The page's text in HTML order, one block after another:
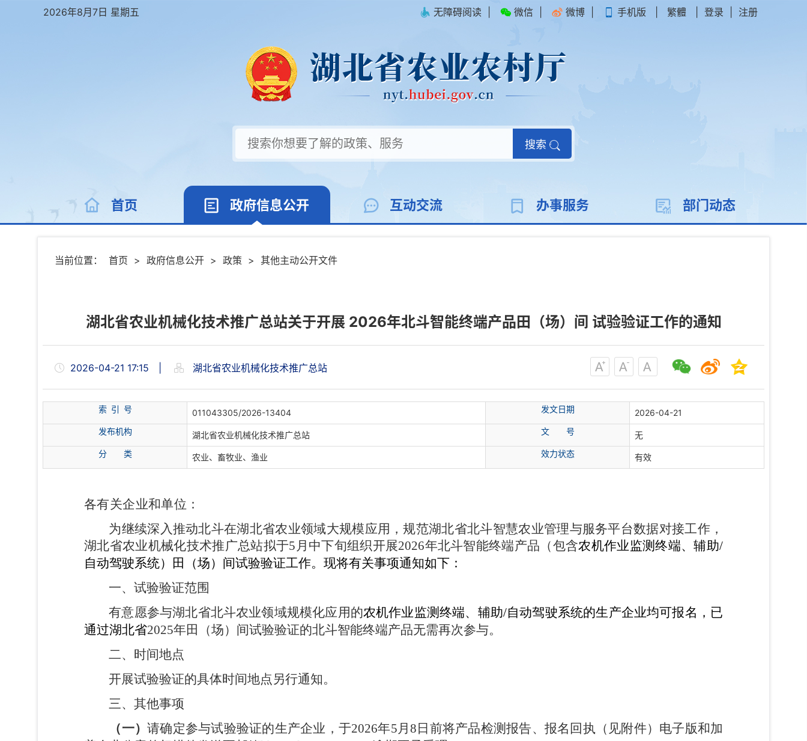
2026年8月7日 星期五 无障碍阅读 微信 微博 手机版 繁體 登录 注册
搜索
首页 政府信息公开 互动交流 办事服务 部门动态
当前位置： 首页 > 政府信息公开 > 政策 > 其他主动公开文件
湖北省农业机械化技术推广总站关于开展 2026年北斗智能终端产品田（场）间 试验验证工作的通知
2026-04-21 17:15 湖北省农业机械化技术推广总站
索 引 号 011043305/2026-13404 发文日期
2026-04-21
发布机构
湖北省农业机械化技术推广总站 文 号
无
分
类 农业、畜牧业、渔业 效力状态 有效
各有关企业和单位：
为继续深入推动北斗在湖北省农业领域大规模应用，规范湖北省北斗智慧农业管理与服务平台数据对接工作，
湖北省农业机械化技术推广总站拟于5 月中下旬组织开展2026年北斗智能终端产品（包含农机作业监测终端、辅助/
自动驾驶系统）田（场）间试验验证工作。现将有关事项通知如下：
一、试验验证范围
有意愿参与湖北省北斗农业领域规模化应用的农机作业监测终端、辅助/自动驾驶系统的生产企业均可报名，已
通过湖北省2025年田（场）间试验验证的北斗智能终端产品无需再次参与。
二、时间地点
开展试验验证的具体时间地点另行通知。
三、其他事项
（一）请确定参与试验验证的生产企业，于2026年5 月8 日前将产品检测报告、报名回执（见附件）电子版和加